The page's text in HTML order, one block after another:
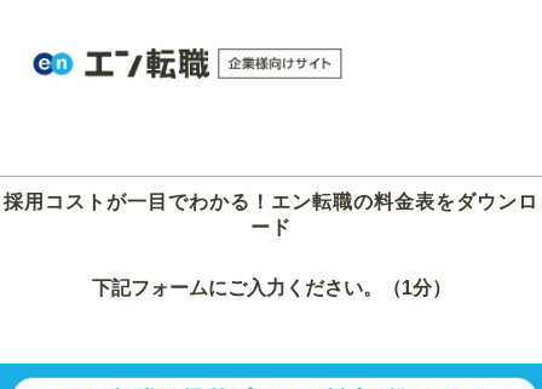
採用コストが一目でわかる！エン転職の料金表をダウンロ
ード
下記フォームにご入力ください。（1分）